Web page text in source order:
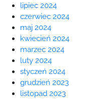
lipiec 2024
czerwiec 2024
maj 2024
kwiecień 2024
marzec 2024
luty 2024
styczeń 2024
grudzień 2023
listopad 2023